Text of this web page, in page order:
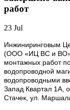
работ
23 Jul
Инжиниринговым
(ООО «ИЦ ВС и ВО»)
монтажных работ
водопроводной
водопроводными
Запад Квартал 1А,
Стачек, ул.